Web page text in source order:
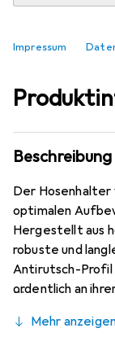
Impressum
Kostenloser
Beschreibung
Der Hosenhalter
optimalen
Hergestellt aus
robuste und
Antirutsch-Profil
ordentlich an
sowohl längs als
Mehr